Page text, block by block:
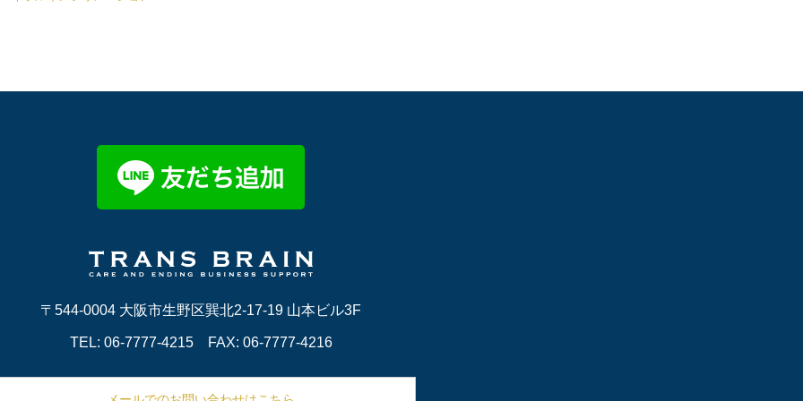
〒544-0004 大阪市生野区巽北2-17-19 山本ビル3F
TEL: 06-7777-4215 FAX: 06-7777-4216